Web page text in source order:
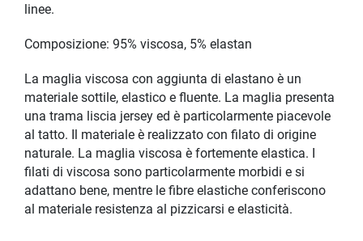
linee.
Composizione: 95% viscosa, 5% elastan
La maglia viscosa con aggiunta di elastano è un
materiale sottile, elastico e fluente. La maglia presenta
una trama liscia jersey ed è particolarmente piacevole
al tatto. Il materiale è realizzato con filato di origine
naturale. La maglia viscosa è fortemente elastica. I
filati di viscosa sono particolarmente morbidi e si
adattano bene, mentre le fibre elastiche conferiscono
al materiale resistenza al pizzicarsi e elasticità.